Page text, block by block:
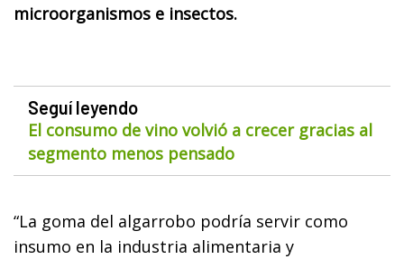
microorganismos e insectos.
Seguí leyendo
El consumo de vino volvió a crecer gracias al
segmento menos pensado
“La goma del algarrobo podría servir como
insumo en la industria alimentaria y